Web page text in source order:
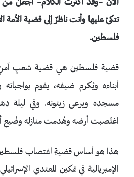
الآن –وقد أكثرتُ الكلام– اجعلْ من
تتكئ عليها وأنت ناظرٌ إلى قضية
فلسطين.
قضية فلسطين هي قضية شعبٍ آمنٍ
أبناءه ويُكرم ضيفه، يقوم
مسجده ويرعى زيتونه. وفي ليلة
اغتُصبت أرضه وهُدمت منازله وضُيع
هذا هو أساس قضيةِ اغتصاب
الإمبريالية في تمكين المعتدي